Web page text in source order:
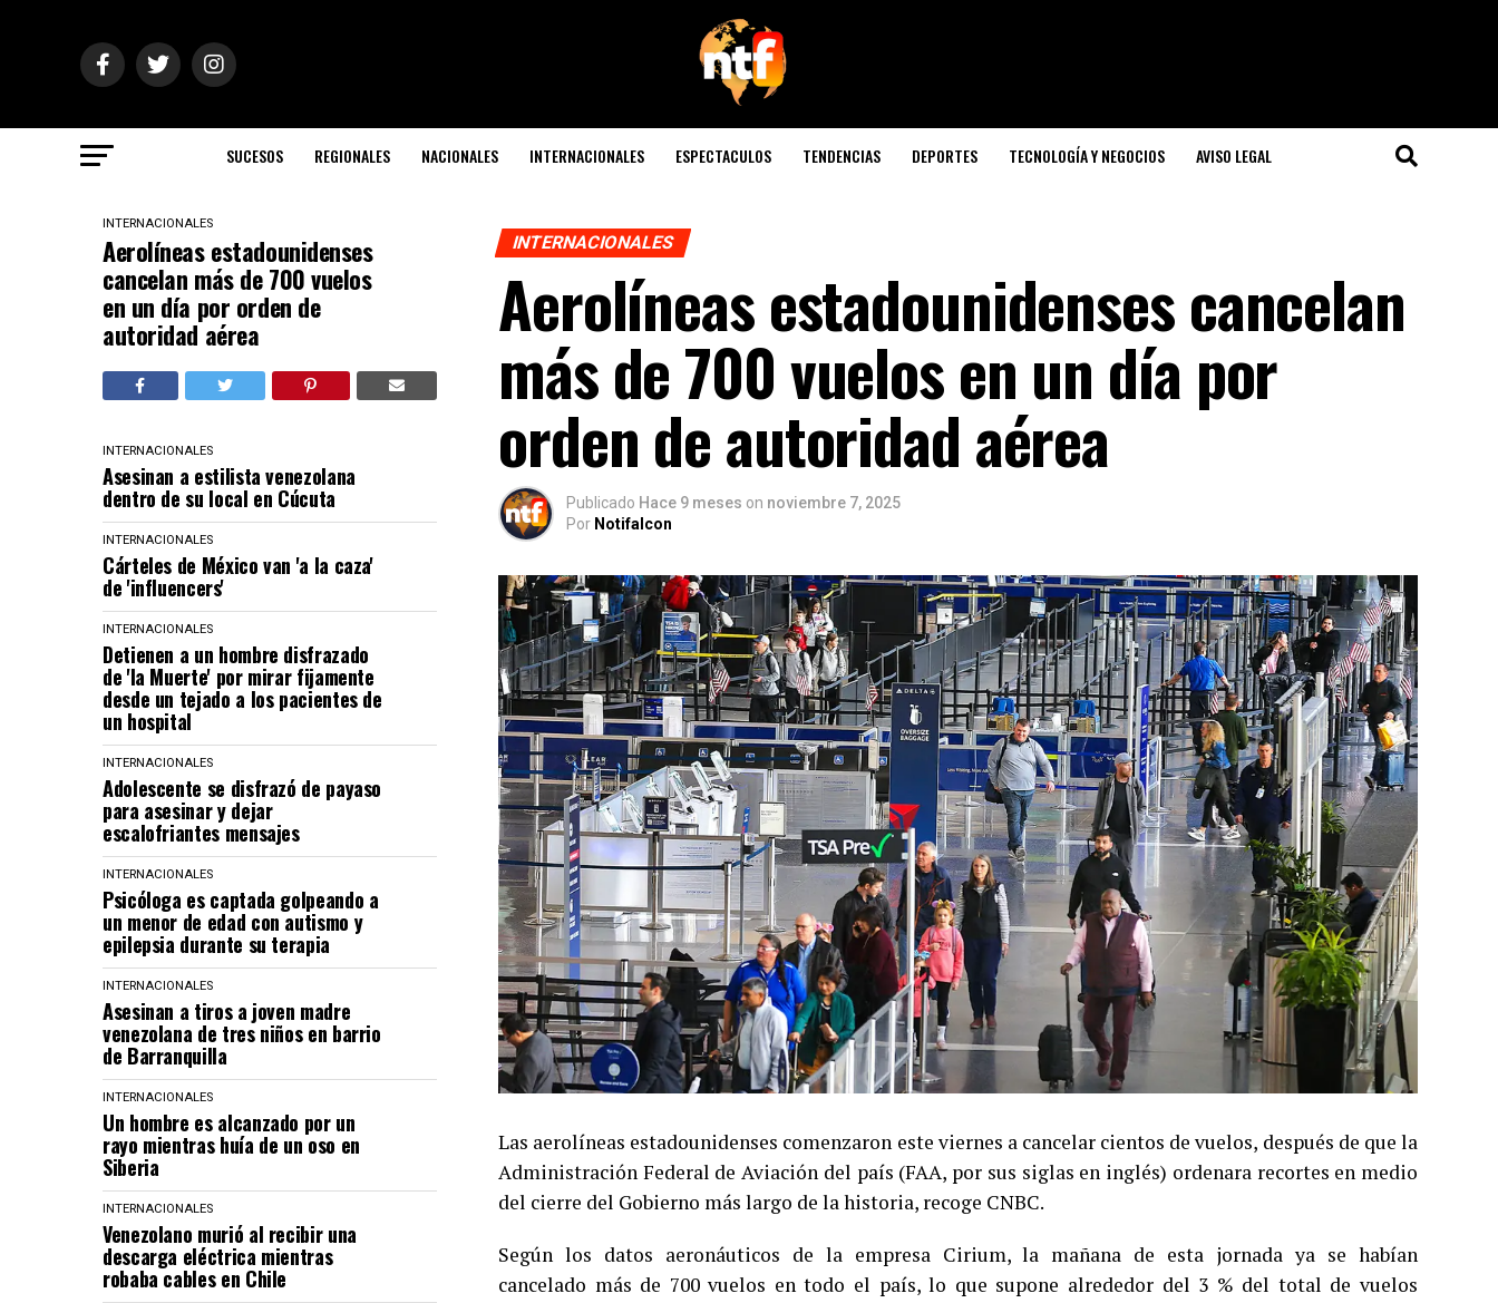
SUCESOS REGIONALES NACIONALES INTERNACIONALES ESPECTACULOS TENDENCIAS DEPORTES TECNOLOGÍA Y NEGOCIOS AVISO LEGAL
INTERNACIONALES
Aerolíneas estadounidenses
cancelan más de 700 vuelos
en un día por orden de
autoridad aérea
INTERNACIONALES
Asesinan a estilista venezolana
dentro de su local en Cúcuta
INTERNACIONALES
Cárteles de México van 'a la caza'
de 'influencers'
INTERNACIONALES
Detienen a un hombre disfrazado
de 'la Muerte' por mirar fijamente
desde un tejado a los pacientes de
un hospital
INTERNACIONALES
Adolescente se disfrazó de payaso
para asesinar y dejar
escalofriantes mensajes
INTERNACIONALES
Psicóloga es captada golpeando a
un menor de edad con autismo y
epilepsia durante su terapia
INTERNACIONALES
Asesinan a tiros a joven madre
venezolana de tres niños en barrio
de Barranquilla
INTERNACIONALES
Un hombre es alcanzado por un
rayo mientras huía de un oso en
Siberia
INTERNACIONALES
Venezolano murió al recibir una
descarga eléctrica mientras
robaba cables en Chile
INTERNACIONALES
Aerolíneas estadounidenses cancelan
más de 700 vuelos en un día por
orden de autoridad aérea
Publicado Hace 9 meses on noviembre 7, 2025
Por Notifalcon
Las aerolíneas estadounidenses comenzaron este viernes a cancelar cientos de vuelos, después de que la
Administración Federal de Aviación del país (FAA, por sus siglas en inglés) ordenara recortes en medio
del cierre del Gobierno más largo de la historia, recoge CNBC.
Según los datos aeronáuticos de la empresa Cirium, la mañana de esta jornada ya se habían
cancelado más de 700 vuelos en todo el país, lo que supone alrededor del 3 % del total de vuelos